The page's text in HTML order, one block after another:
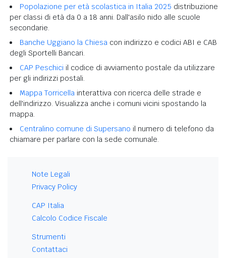
Popolazione per età scolastica in Italia 2025 distribuzione
per classi di età da 0 a 18 anni. Dall'asilo nido alle scuole
secondarie.
Banche Uggiano la Chiesa con indirizzo e codici ABI e CAB
degli Sportelli Bancari.
CAP Peschici il codice di avviamento postale da utilizzare
per gli indirizzi postali.
Mappa Torricella interattiva con ricerca delle strade e
dell'indirizzo. Visualizza anche i comuni vicini spostando la
mappa.
Centralino comune di Supersano il numero di telefono da
chiamare per parlare con la sede comunale.
Note Legali
Privacy Policy
CAP Italia
Calcolo Codice Fiscale
Strumenti
Contattaci